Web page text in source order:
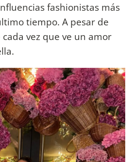
fashionistas más
tiempo. A pesar de
cada vez que ve un amor